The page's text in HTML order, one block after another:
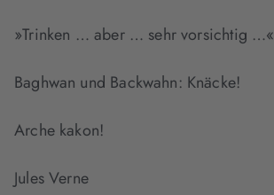
»Trinken … aber … sehr vorsichtig …«
Baghwan und Backwahn: Knäcke!
Arche kakon!
Jules Verne